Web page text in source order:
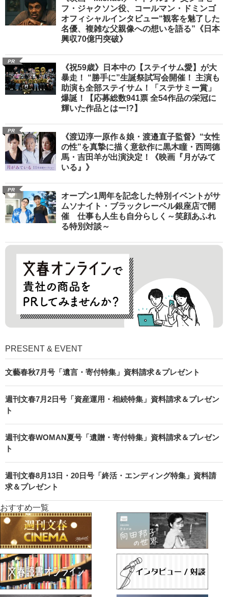
フ・ジャクソン役、コールマン・ドミンゴ
オフィシャルインタビュー“観客を魅了した
名優、複雑な父親像への想いを語る”《日本
興収70億円突破》
PR
《祝59歳》日本中の【ステイサム愛】が大
暴走！ “勝手に”生誕祭試写会開催！ 主演も
助演も全部ステイサム！「ステサミー賞」
爆誕！【応募総数941票 全54作品の栄冠に
輝いた作品とはー!?】
PR
《渡辺淳一原作＆娘・渡邉直子監督》“女性
の性”を真摯に描く意欲作に黒木瞳・西岡德
馬・吉田羊が出演決定！《映画『月がみて
いる』》
PR
オープン1周年を記念した特別イベントがサ
ムソナイト・ブラックレーベル銀座店で開
催 仕事も人生も自分らしく～笑顔あふれ
る特別対談～
PRESENT & EVENT
文藝春秋7月号「遺言・寄付特集」資料請求＆プレゼント
週刊文春7月2日号「資産運用・相続特集」資料請求＆プレゼン
ト
週刊文春WOMAN夏号「遺贈・寄付特集」資料請求＆プレゼン
ト
週刊文春8月13日・20日号「終活・エンディング特集」資料請
求＆プレゼント
おすすめ一覧